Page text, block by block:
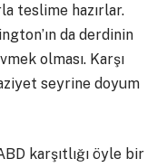
teslime hazırlar.
da derdinin
olması. Karşı
seyrine doyum
karşıtlığı öyle bir